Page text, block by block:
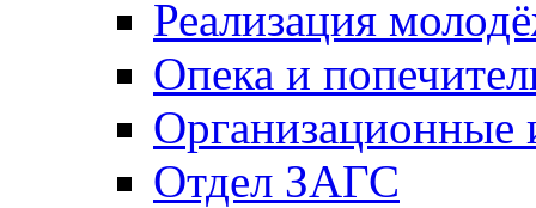
Реализация
Опека и
Отдел ЗАГС